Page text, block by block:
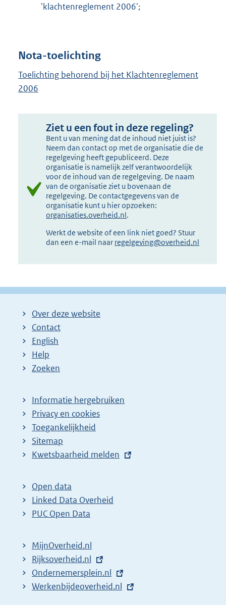
'klachtenreglement 2006';
Nota-toelichting
Toelichting behorend bij het Klachtenreglement
2006
Ziet u een fout in deze regeling?
Bent u van mening dat de inhoud niet juist is?
Neem dan contact op met de organisatie die de
regelgeving heeft gepubliceerd. Deze
organisatie is namelijk zelf verantwoordelijk
voor de inhoud van de regelgeving. De naam
van de organisatie ziet u bovenaan de
regelgeving. De contactgegevens van de
organisatie kunt u hier opzoeken:
organisaties.overheid.nl.
Werkt de website of een link niet goed? Stuur
dan een e-mail naar regelgeving@overheid.nl
Over deze website
Contact
English
Help
Zoeken
Informatie hergebruiken
Privacy en cookies
Toegankelijkheid
Sitemap
E
t
e
r
l
i
n
k
Kwetsbaarheid melden
Open data
Linked Data Overheid
PUC Open Data
MijnOverheid.nl
E
x
t
Rijksoverheid.nl
E
x
Ondernemersplein.nl
E
Werkenbijdeoverheid.nl